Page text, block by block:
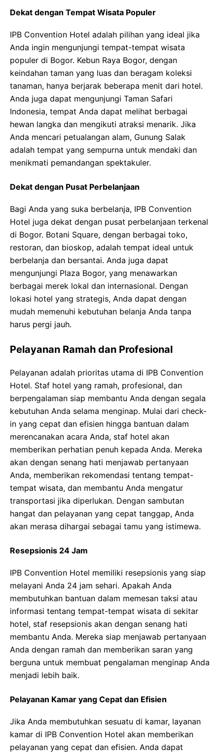
Dekat dengan Tempat Wisata Populer
IPB Convention Hotel adalah pilihan yang ideal jika
Anda ingin mengunjungi tempat-tempat wisata
populer di Bogor. Kebun Raya Bogor, dengan
keindahan taman yang luas dan beragam koleksi
tanaman, hanya berjarak beberapa menit dari hotel.
Anda juga dapat mengunjungi Taman Safari
Indonesia, tempat Anda dapat melihat berbagai
hewan langka dan mengikuti atraksi menarik. Jika
Anda mencari petualangan alam, Gunung Salak
adalah tempat yang sempurna untuk mendaki dan
menikmati pemandangan spektakuler.
Dekat dengan Pusat Perbelanjaan
Bagi Anda yang suka berbelanja, IPB Convention
Hotel juga dekat dengan pusat perbelanjaan terkenal
di Bogor. Botani Square, dengan berbagai toko,
restoran, dan bioskop, adalah tempat ideal untuk
berbelanja dan bersantai. Anda juga dapat
mengunjungi Plaza Bogor, yang menawarkan
berbagai merek lokal dan internasional. Dengan
lokasi hotel yang strategis, Anda dapat dengan
mudah memenuhi kebutuhan belanja Anda tanpa
harus pergi jauh.
Pelayanan Ramah dan Profesional
Pelayanan adalah prioritas utama di IPB Convention
Hotel. Staf hotel yang ramah, profesional, dan
berpengalaman siap membantu Anda dengan segala
kebutuhan Anda selama menginap. Mulai dari check-
in yang cepat dan efisien hingga bantuan dalam
merencanakan acara Anda, staf hotel akan
memberikan perhatian penuh kepada Anda. Mereka
akan dengan senang hati menjawab pertanyaan
Anda, memberikan rekomendasi tentang tempat-
tempat wisata, dan membantu Anda mengatur
transportasi jika diperlukan. Dengan sambutan
hangat dan pelayanan yang cepat tanggap, Anda
akan merasa dihargai sebagai tamu yang istimewa.
Resepsionis 24 Jam
IPB Convention Hotel memiliki resepsionis yang siap
melayani Anda 24 jam sehari. Apakah Anda
membutuhkan bantuan dalam memesan taksi atau
informasi tentang tempat-tempat wisata di sekitar
hotel, staf resepsionis akan dengan senang hati
membantu Anda. Mereka siap menjawab pertanyaan
Anda dengan ramah dan memberikan saran yang
berguna untuk membuat pengalaman menginap Anda
menjadi lebih baik.
Pelayanan Kamar yang Cepat dan Efisien
Jika Anda membutuhkan sesuatu di kamar, layanan
kamar di IPB Convention Hotel akan memberikan
pelayanan yang cepat dan efisien. Anda dapat